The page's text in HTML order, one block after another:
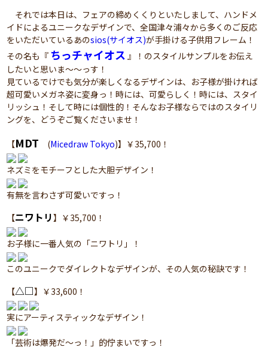
それでは本日は、フェアの締めくくりといたしまして、ハンドメ
イドによるユニークなデザインで、全国津々浦々から多くのご反応
をいただいているあのsios(サイオス)が手掛ける子供用フレーム！
その名も『 ちっチャイオス 』！のスタイルサンプルをお伝え
したいと思いま～～っす！
見ているでけでも気分が楽しくなるデザインは、お子様が掛ければ
超可愛いメガネ姿に変身っ！時には、可愛らしく！時には、スタイ
リッシュ！そして時には個性的！そんなお子様ならではのスタイリ
ングを、どうぞご覧くださいませ！
【MDT (Micedraw Tokyo)】￥35,700！
ネズミをモチーフとした大胆デザイン！
有無を言わさず可愛いですっ！
【ニワトリ】￥35,700！
お子様に一番人気の「ニワトリ」！
このユニークでダイレクトなデザインが、その人気の秘訣です！
【△□】￥33,600！
実にアーティスティックなデザイン！
「芸術は爆発だ～っ！」的佇まいですっ！